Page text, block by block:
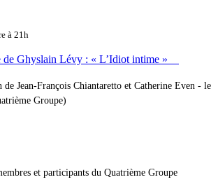
à 21h
de Ghyslain Lévy : « L’Idiot intime »
Jean-François Chiantaretto et Catherine Even - le
Groupe)
et participants du Quatrième Groupe